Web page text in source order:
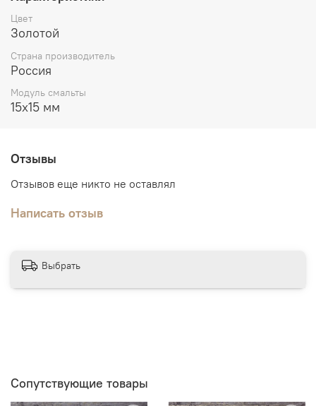
Цвет
Золотой
Страна производитель
Россия
Модуль смальты
15х15 мм
Отзывы
Отзывов еще никто не оставлял
Написать отзыв
Выбрать
Сопутствующие товары